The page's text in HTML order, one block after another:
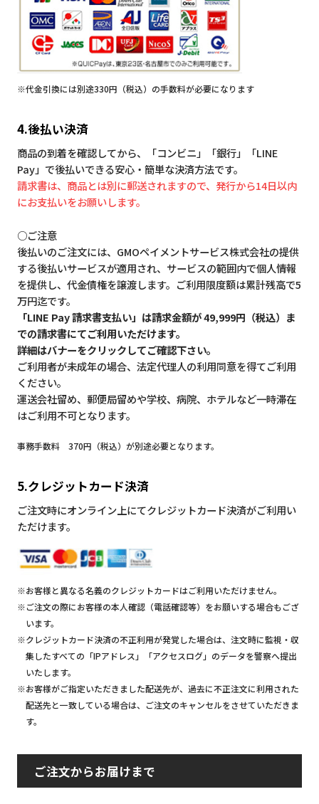
※代金引換には別途330円（税込）の手数料が必要になります
4.後払い決済
商品の到着を確認してから、「コンビニ」「銀行」「LINE
Pay」で後払いできる安心・簡単な決済方法です。
請求書は、商品とは別に郵送されますので、発行から14日以内
にお支払いをお願いします。
○ご注意
後払いのご注文には、GMOペイメントサービス株式会社の提供
する後払いサービスが適用され、サービスの範囲内で個人情報
を提供し、代金債権を譲渡します。ご利用限度額は累計残高で5
万円迄です。
「LINE Pay 請求書支払い」は請求金額が 49,999円（税込）ま
での請求書にてご利用いただけます。
詳細はバナーをクリックしてご確認下さい。
ご利用者が未成年の場合、法定代理人の利用同意を得てご利用
ください。
運送会社留め、郵便局留めや学校、病院、ホテルなど一時滞在
はご利用不可となります。
事務手数料 370円（税込）が別途必要となります。
5.クレジットカード決済
ご注文時にオンライン上にてクレジットカード決済がご利用い
ただけます。
※お客様と異なる名義のクレジットカードはご利用いただけません。
※ご注文の際にお客様の本人確認（電話確認等）をお願いする場合もござ
います。
※クレジットカード決済の不正利用が発覚した場合は、注文時に監視・収
集したすべての「IPアドレス」「アクセスログ」のデータを警察へ提出
いたします。
※お客様がご指定いただきました配送先が、過去に不正注文に利用された
配送先と一致している場合は、ご注文のキャンセルをさせていただきま
す。
ご注文からお届けまで